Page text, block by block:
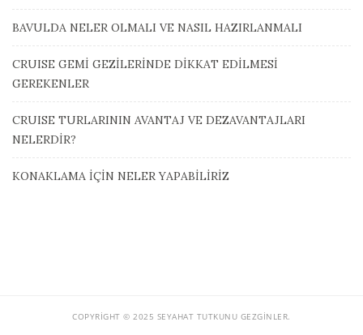
BAVULDA NELER OLMALI VE NASIL HAZIRLANMALI
CRUISE GEMİ GEZİLERİNDE DİKKAT EDİLMESİ
GEREKENLER
CRUISE TURLARININ AVANTAJ VE DEZAVANTAJLARI
NELERDİR?
KONAKLAMA İÇİN NELER YAPABİLİRİZ
COPYRIGHT © 2025 SEYAHAT TUTKUNU GEZGINLER.